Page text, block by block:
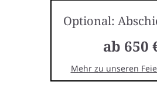
Optional:
ab 650
Mehr zu unseren